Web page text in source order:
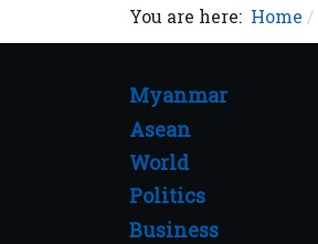
You are here: Home
Myanmar
Asean
World
Politics
Business